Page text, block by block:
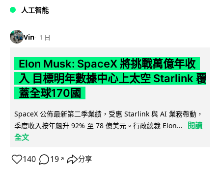
人工智能
Vin 1 日
Elon Musk: SpaceX 將挑戰萬億年收
入 目標明年數據中心上太空 Starlink 覆
蓋全球170國
SpaceX 公佈最新第二季業績，受惠 Starlink 與 AI 業務帶動，
季度收入按年飆升 92% 至 78 億美元。行政總裁 Elon...
閱讀
全文
140 19 ↗ 分享